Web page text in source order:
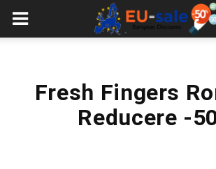
European
Fresh Fingers
Reducere -